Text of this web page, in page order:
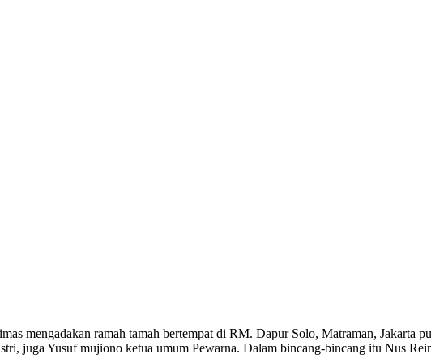
mengadakan ramah tamah bertempat di RM. Dapur Solo, Matraman, Jakarta
juga Yusuf mujiono ketua umum Pewarna. Dalam bincang-bincang itu Nus